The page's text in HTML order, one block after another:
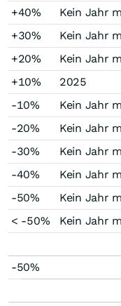
+40%
Kein Jahr
+30%
Kein Jahr
+20%
Kein Jahr
+10%
2025
-10%
Kein Jahr
-20%
Kein Jahr
-30%
Kein Jahr
-40%
Kein Jahr
-50%
Kein Jahr
< -50%
Kein Jahr
-50%